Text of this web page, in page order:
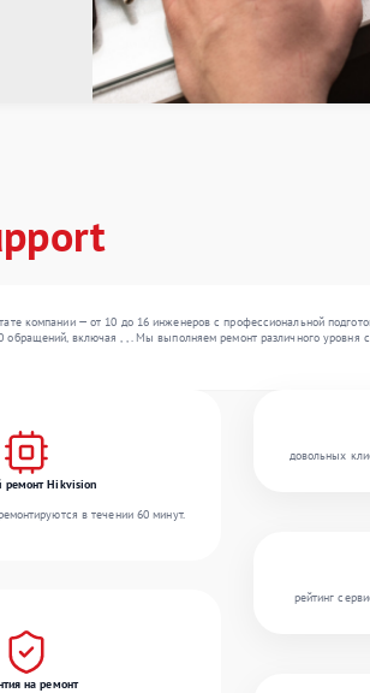
компании — от 10 до 16 инженеров с профессиональной
включая , , . Мы выполняем ремонт различного уровня
ремонт Hikvision
в течении 60 минут.
на ремонт
довольных
рейтинг